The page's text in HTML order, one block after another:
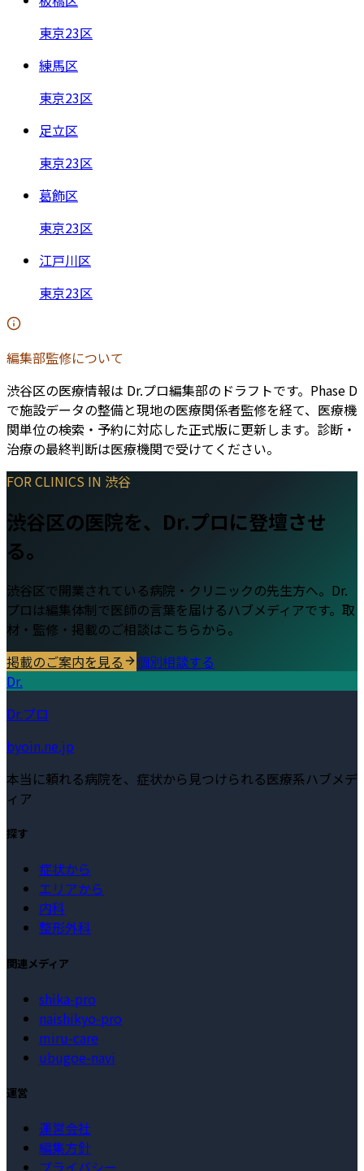
東京23区
練馬区
東京23区
足立区
東京23区
葛飾区
東京23区
江戸川区
東京23区
編集部監修について
渋谷区の医療情報は Dr.プロ編集部のドラフトです。Phase D
で施設データの整備と現地の医療関係者監修を経て、医療機
関単位の検索・予約に対応した正式版に更新します。診断・
治療の最終判断は医療機関で受けてください。
FOR CLINICS IN 渋谷
渋谷区の医院を、Dr.プロに登壇させ
る。
渋谷区で開業されている病院・クリニックの先生方へ。Dr.
プロは編集体制で医師の言葉を届けるハブメディアです。取
材・監修・掲載のご相談はこちらから。
掲載のご案内を見る
個別相談する
Dr.
Dr.プロ
byoin.ne.jp
本当に頼れる病院を、症状から見つけられる医療系ハブメデ
ィア
探す
症状から
エリアから
内科
整形外科
関連メディア
shika-pro
naishikyo-pro
miru-care
ubugoe-navi
運営
運営会社
編集方針
プライバシー